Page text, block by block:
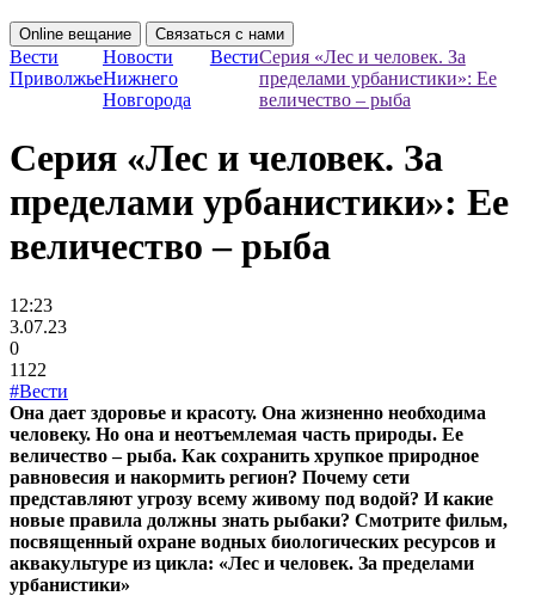
Online вещание Связаться с нами
Вести
Приволжье
Новости
Нижнего
Новгорода
ВестиСерия «Лес и человек. За
пределами урбанистики»: Ее
величество – рыба
Серия «Лес и человек. За
пределами урбанистики»: Ее
величество – рыба
12:23
3.07.23
0
1122
#Вести
Она дает здоровье и красоту. Она жизненно необходима
человеку. Но она и неотъемлемая часть природы. Ее
величество – рыба. Как сохранить хрупкое природное
равновесия и накормить регион? Почему сети
представляют угрозу всему живому под водой? И какие
новые правила должны знать рыбаки? Смотрите фильм,
посвященный охране водных биологических ресурсов и
аквакультуре из цикла: «Лес и человек. За пределами
урбанистики»